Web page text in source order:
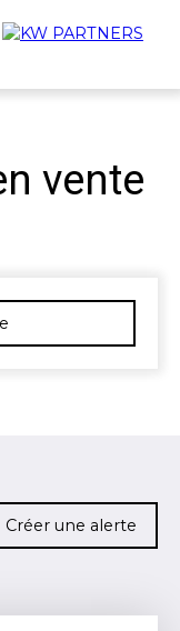
vente
Créer une alerte